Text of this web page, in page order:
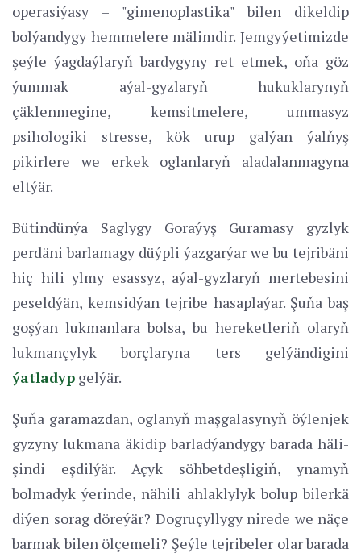
operasiýasy – "gimenoplastika" bilen dikeldip
bolýandygy hemmelere mälimdir. Jemgyýetimizde
şeýle ýagdaýlaryň bardygyny ret etmek, oňa göz
ýummak aýal-gyzlaryň hukuklarynyň
çäklenmegine, kemsitmelere, ummasyz
psihologiki stresse, kök urup galýan ýalňyş
pikirlere we erkek oglanlaryň aladalanmagyna
eltýär.
Bütindünýa Saglygy Goraýyş Guramasy gyzlyk
perdäni barlamagy düýpli ýazgarýar we bu tejribäni
hiç hili ylmy esassyz, aýal-gyzlaryň mertebesini
peseldýän, kemsidýan tejribe hasaplaýar. Şuňa baş
goşýan lukmanlara bolsa, bu hereketleriň olaryň
lukmançylyk borçlaryna ters gelýändigini
ýatladyp gelýär.
Şuňa garamazdan, oglanyň maşgalasynyň öýlenjek
gyzyny lukmana äkidip barladýandygy barada häli-
şindi eşdilýär. Açyk söhbetdeşligiň, ynamyň
bolmadyk ýerinde, nähili ahlaklylyk bolup bilerkä
diýen sorag döreýär? Dogruçyllygy nirede we näçe
barmak bilen ölçemeli? Şeýle tejribeler olar barada